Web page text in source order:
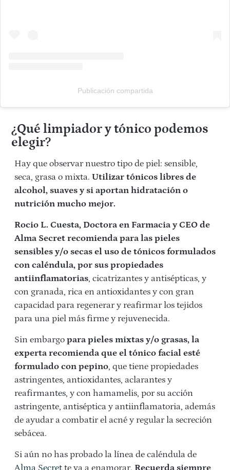
Publicación compartida
¿Qué limpiador y tónico podemos
elegir?
Hay que observar nuestro tipo de piel: sensible,
seca, grasa o mixta. Utilizar tónicos libres de
alcohol, suaves y si aportan hidratación o
nutrición mucho mejor.
Rocio L. Cuesta, Doctora en Farmacia y CEO de
Alma Secret recomienda para las pieles
sensibles y/o secas el uso de tónicos formulados
con caléndula, por sus propiedades
antiinflamatorias, cicatrizantes y antisépticas, y
con granada, rica en antioxidantes y con gran
capacidad para regenerar y reafirmar los tejidos
para una piel más firme y rejuvenecida.
Sin embargo para pieles mixtas y/o grasas, la
experta recomienda que el tónico facial esté
formulado con pepino, que tiene propiedades
astringentes, antioxidantes, aclarantes y
reafirmantes, y con hamamelis, por su acción
astringente, antiséptica y antiinflamatoria, además
de ayudar a combatir el acné y regular la secreción
sebácea.
Si aún no has probado la línea de caléndula de